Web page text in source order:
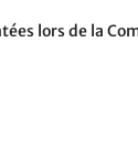
lors de la